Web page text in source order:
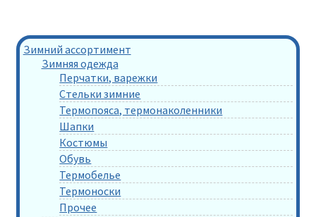
Зимний ассортимент
Зимняя одежда
Перчатки, варежки
Стельки зимние
Термопояса, термонаколенники
Шапки
Костюмы
Обувь
Термобелье
Термоноски
Прочее